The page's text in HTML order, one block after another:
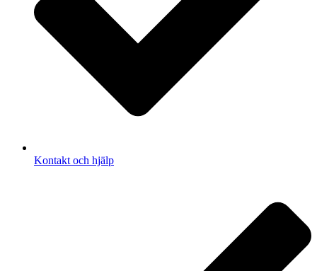
Kontakt och hjälp